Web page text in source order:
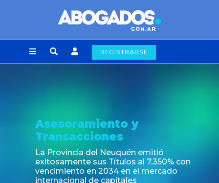
REGISTRARSE
Noticia
Nuevas regulaciones de la industria
alimenticia emergentes del Decreto
697/2026